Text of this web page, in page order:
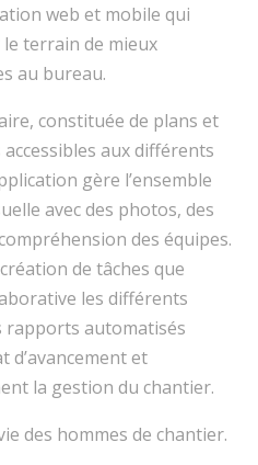
web et mobile qui
terrain de mieux
au bureau.
constituée de plans et
aux différents
gère l’ensemble
avec des photos, des
des équipes.
de tâches que
les différents
rapports automatisés
d’avancement et
la gestion du chantier.
des hommes de chantier.